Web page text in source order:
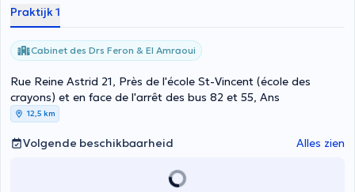
Praktijk 1
Cabinet des Drs Feron & El Amraoui
Rue Reine Astrid 21, Près de l'école St-Vincent (école des
crayons) et en face de l'arrêt des bus 82 et 55, Ans
12,5 km
Volgende beschikbaarheid Alles zien